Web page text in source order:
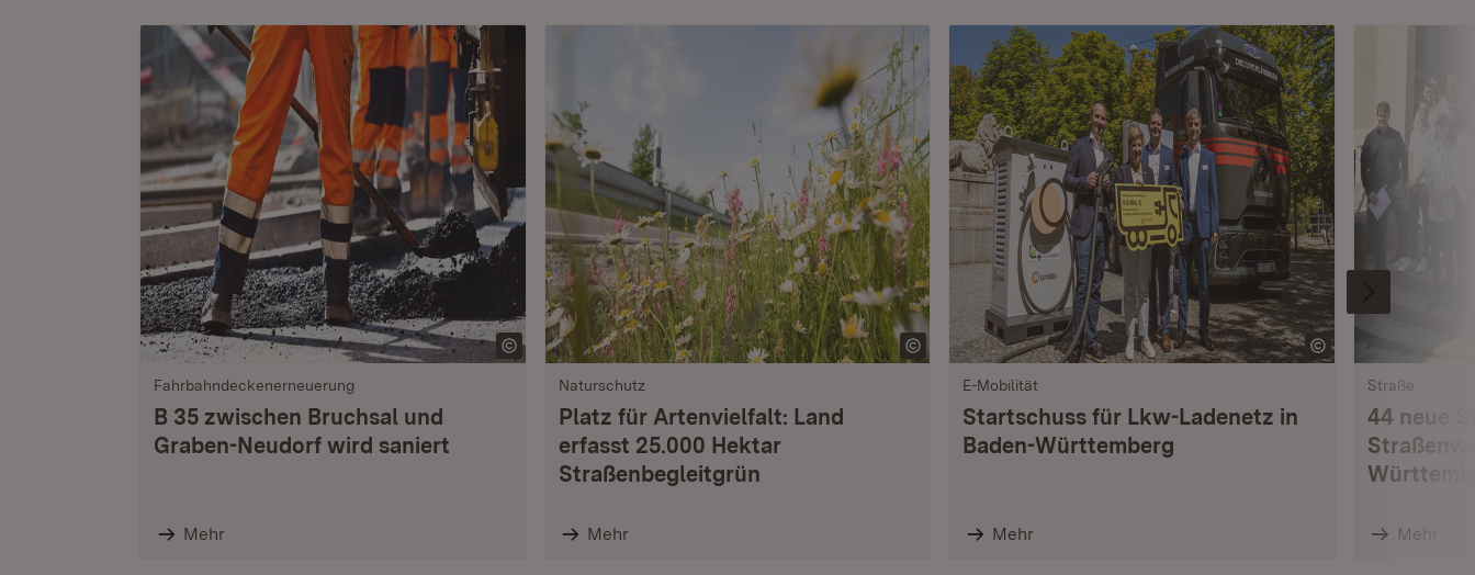
Fahrbahndeckenerneuerung
B 35 zwischen Bruchsal und
Graben-Neudorf wird saniert
Mehr
Naturschutz
Platz für Artenvielfalt: Land
erfasst 25.000 Hektar
Straßenbegleitgrün
Mehr
E-Mobilität
Startschuss für Lkw-Ladenetz in
Baden-Württemberg
Mehr
Straße
44 neue
Mehr